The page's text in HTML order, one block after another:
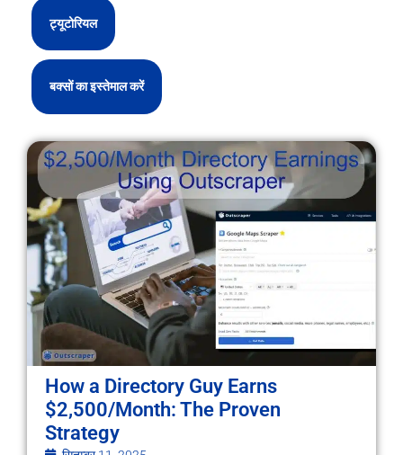
ट्यूटोरियल
बक्सों का इस्तेमाल करें
How a Directory Guy Earns
$2,500/Month: The Proven
Strategy